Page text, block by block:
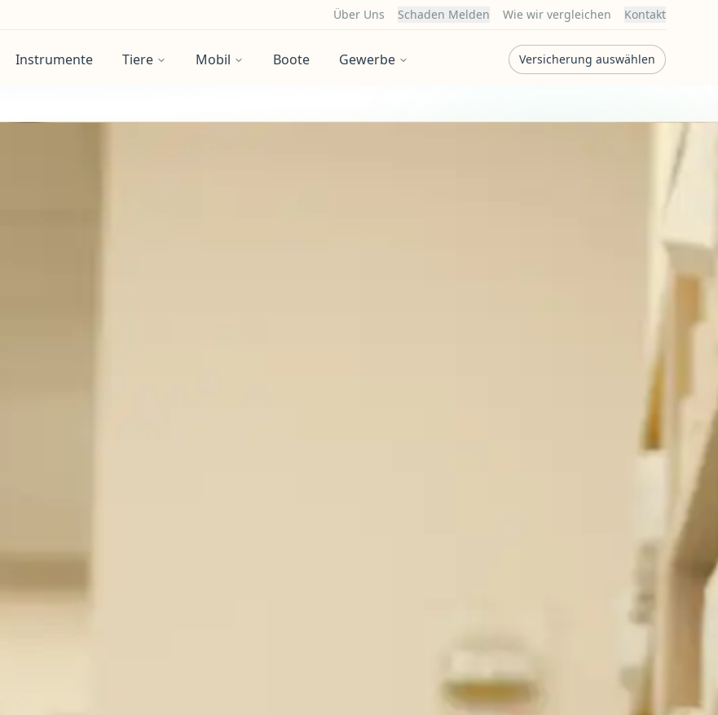
Über Uns Schaden Melden Wie wir vergleichen Kontakt
Instrumente Tiere Mobil Boote Gewerbe Versicherung auswählen